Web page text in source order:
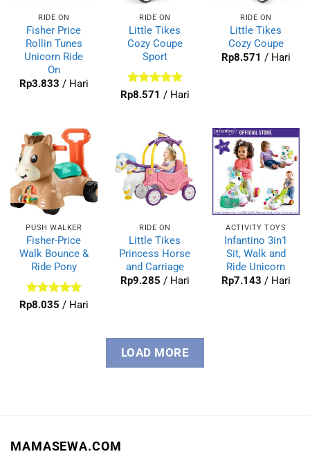
RIDE ON
Fisher Price
Rollin Tunes
Unicorn Ride
On
Rp3.833 / Hari
RIDE ON
Little Tikes
Cozy Coupe
Sport
Dinilai 5
Rp8.571 / Hari
RIDE ON
Little Tikes
Cozy Coupe
Rp8.571 / Hari
PUSH WALKER
Fisher-Price
Walk Bounce &
Ride Pony
Dinilai 5
Rp8.035 / Hari
RIDE ON
Little Tikes
Princess Horse
and Carriage
Rp9.285 / Hari
ACTIVITY TOYS
Infantino 3in1
Sit, Walk and
Ride Unicorn
Rp7.143 / Hari
LOAD MORE
MAMASEWA.COM